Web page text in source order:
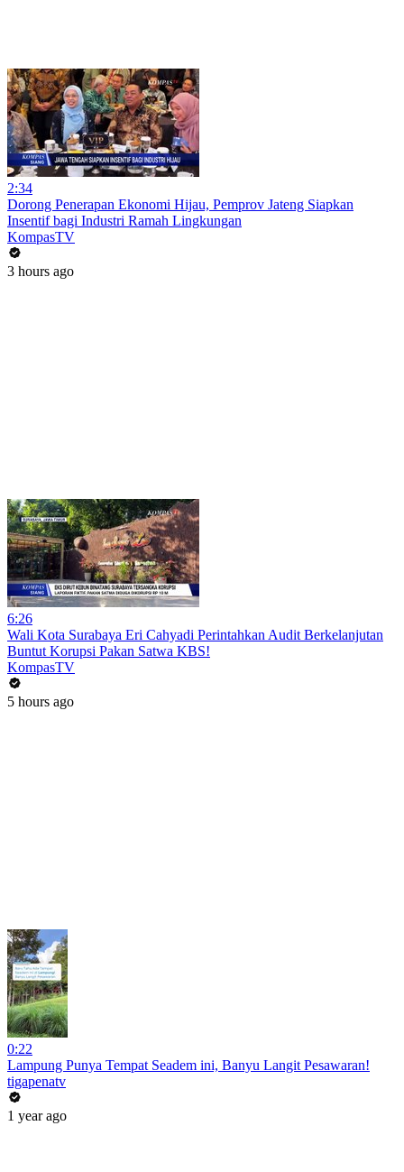
2:34
Dorong Penerapan Ekonomi Hijau, Pemprov Jateng Siapkan
Insentif bagi Industri Ramah Lingkungan
KompasTV
3 hours ago
6:26
Wali Kota Surabaya Eri Cahyadi Perintahkan Audit Berkelanjutan
Buntut Korupsi Pakan Satwa KBS!
KompasTV
5 hours ago
0:22
Lampung Punya Tempat Seadem ini, Banyu Langit Pesawaran!
tigapenatv
1 year ago